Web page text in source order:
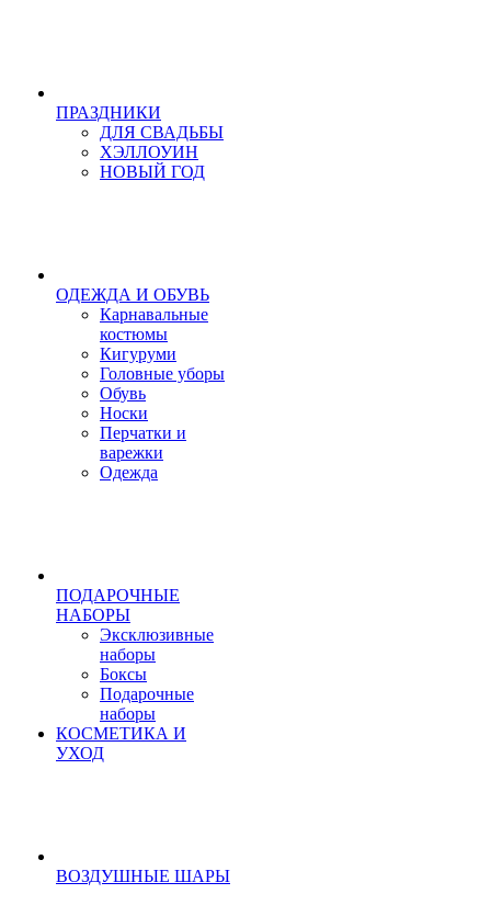
ПРАЗДНИКИ
ДЛЯ СВАДЬБЫ
ХЭЛЛОУИН
НОВЫЙ ГОД
ОДЕЖДА И ОБУВЬ
Карнавальные
костюмы
Кигуруми
Головные уборы
Обувь
Носки
Перчатки и
варежки
Одежда
ПОДАРОЧНЫЕ
НАБОРЫ
Эксклюзивные
наборы
Боксы
Подарочные
наборы
КОСМЕТИКА И
УХОД
ВОЗДУШНЫЕ ШАРЫ